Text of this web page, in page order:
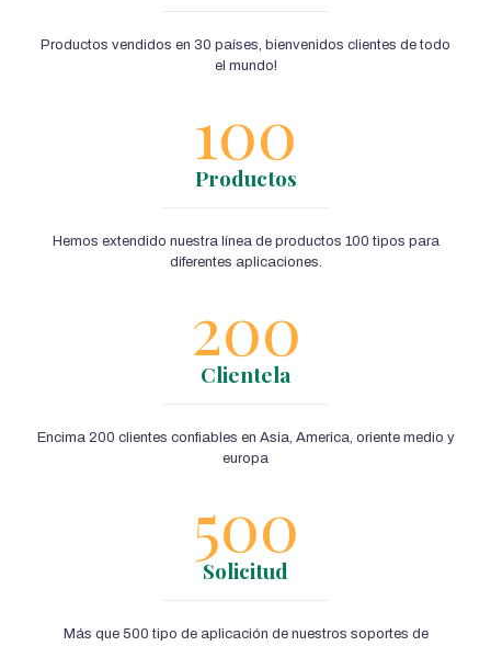
Productos vendidos en 30 países, bienvenidos clientes de todo
el mundo!
100
Productos
Hemos extendido nuestra línea de productos 100 tipos para
diferentes aplicaciones.
200
Clientela
Encima 200 clientes confiables en Asia, America, oriente medio y
europa
500
Solicitud
Más que 500 tipo de aplicación de nuestros soportes de